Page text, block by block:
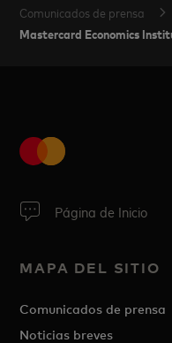
Comunicados de prensa
Mastercard Economics
Página de Inicio
MAPA DEL SITIO
Comunicados de prensa
Noticias breves